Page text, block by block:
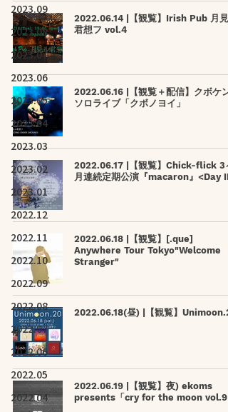
2023.09
2023.08
2023.07
2023.06
2023.05
2023.04
2023.03
2023.02
2023.01
2022.12
2022.11
2022.10
2022.09
2022.08
2022.07
2022.06
2022.05
2022.04
2022.06.14 |【観覧】Irish Pub 月見
君想フ vol.4
2022.06.16 |【観覧＋配信】クボケン
ソロライブ「クボノヨイ」
2022.06.17 |【観覧】Chick-flick 3
月連続定期公演『macaron』<Day
2022.06.18 |【観覧】[.que]
Anywhere Tour Tokyo"Welcome
Stranger"
2022.06.18(昼) |【観覧】
2022.06.19 |【観覧】夜) ekoms
presents「cry for the moon vol.9